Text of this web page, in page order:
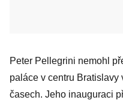
Peter Pellegrini nemohl
paláce v centru
časech. Jeho inauguraci